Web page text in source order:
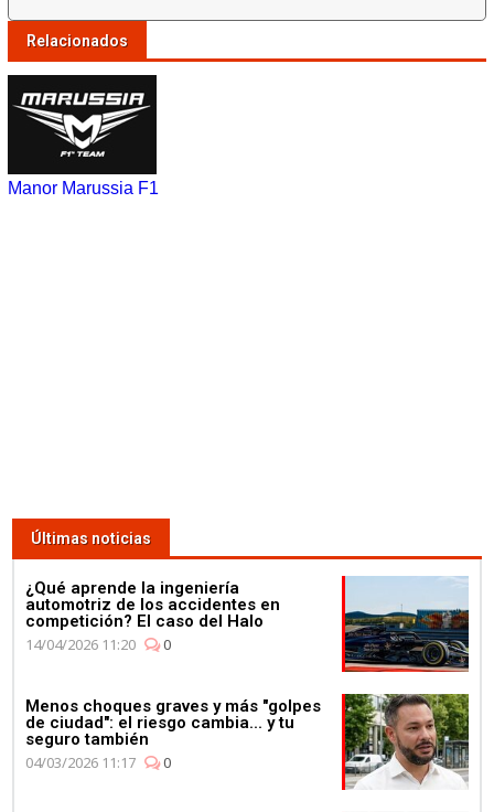
Relacionados
Manor Marussia F1
Últimas noticias
¿Qué aprende la ingeniería
automotriz de los accidentes en
competición? El caso del Halo
14/04/2026 11:20
0
Menos choques graves y más "golpes
de ciudad": el riesgo cambia... y tu
seguro también
04/03/2026 11:17
0